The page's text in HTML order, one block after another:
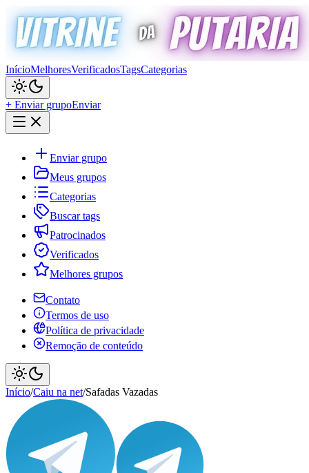
InícioMelhoresVerificadosTagsCategorias
+ Enviar grupoEnviar
Enviar grupo
Meus grupos
Categorias
Buscar tags
Patrocinados
Verificados
Melhores grupos
Contato
Termos de uso
Política de privacidade
Remoção de conteúdo
Início/Caiu na net/Safadas Vazadas